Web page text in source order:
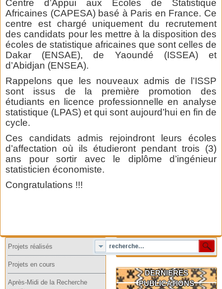
Centre d’Appui aux Ecoles de Statistique
Africaines (CAPESA) basé à Paris en France. Ce
centre est chargé uniquement du recrutement
des candidats pour les mettre à la disposition des
écoles de statistique africaines que sont celles de
Dakar (ENSAE), de Yaoundé (ISSEA) et
d’Abidjan (ENSEA).
Rappelons que les nouveaux admis de l’ISSP
sont issus de la première promotion des
étudiants en licence professionnelle en analyse
statistique (LPAS) et qui sont aujourd’hui en fin de
cycle.
Ces candidats admis rejoindront leurs écoles
d’affectation où ils étudieront pendant trois (3)
ans pour sortir avec le diplôme d’ingénieur
statisticien économiste.
Congratulations !!!
Projets réalisés
Projets en cours
Après-Midi de la Recherche
DERNIERES
PUBLICATIONS